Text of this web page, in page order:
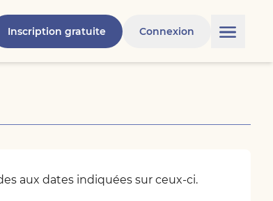
Inscription gratuite Connexion
aux dates indiquées sur ceux-ci.